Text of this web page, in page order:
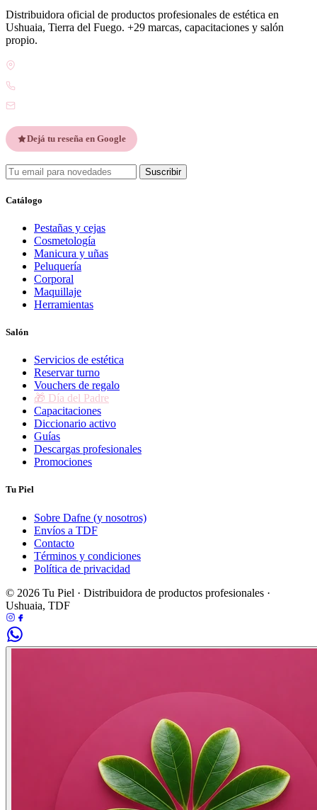
Distribuidora oficial de productos profesionales de estética en
Ushuaia, Tierra del Fuego. +29 marcas, capacitaciones y salón
propio.
Dejá tu reseña en Google
Suscribir
Catálogo
Pestañas y cejas
Cosmetología
Manicura y uñas
Peluquería
Corporal
Maquillaje
Herramientas
Salón
Servicios de estética
Reservar turno
Vouchers de regalo
🎁 Día del Padre
Capacitaciones
Diccionario activo
Guías
Descargas profesionales
Promociones
Tu Piel
Sobre Dafne (y nosotros)
Envíos a TDF
Contacto
Términos y condiciones
Política de privacidad
© 2026 Tu Piel · Distribuidora de productos profesionales ·
Ushuaia, TDF